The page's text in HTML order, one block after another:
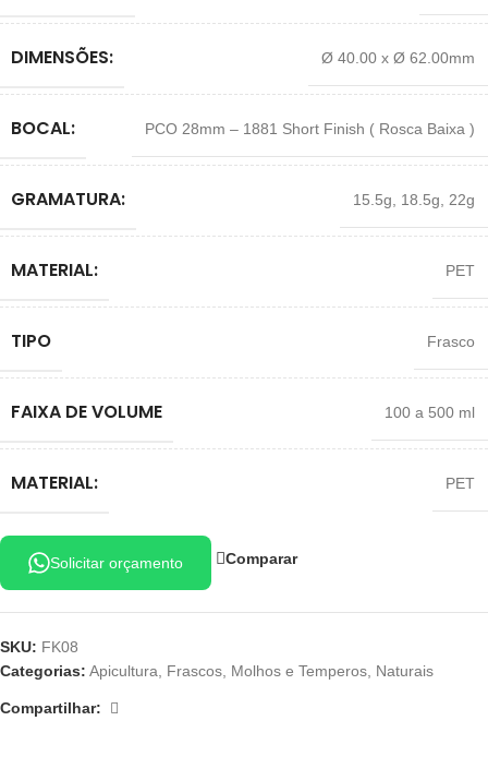
DIMENSÕES: Ø 40.00 x Ø 62.00mm
BOCAL: PCO 28mm – 1881 Short Finish ( Rosca Baixa )
GRAMATURA: 15.5g 18.5g 22g
MATERIAL: PET
TIPO Frasco
FAIXA DE VOLUME 100 a 500 ml
MATERIAL: PET
Solicitar orçamento Comparar
SKU: FK08
Categorias: Apicultura Frascos Molhos e Temperos Naturais
Compartilhar: